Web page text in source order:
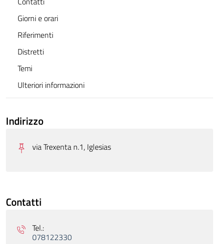
Giorni e orari
Riferimenti
Distretti
Temi
Ulteriori informazioni
Indirizzo
via Trexenta n.1, Iglesias
Contatti
Tel.:
078122330